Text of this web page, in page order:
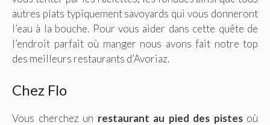
autres plats typiquement savoyards qui vous donneront
l’eau à la bouche. Pour vous aider dans cette quête de
l’endroit parfait où manger nous avons fait notre top
des meilleurs restaurants d’Avoriaz.
Chez Flo
Vous cherchez un restaurant au pied des pistesoù